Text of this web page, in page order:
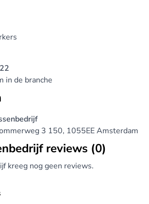
in de branche
3 150, 1055EE Amsterdam
reviews (0)
kreeg nog geen reviews.